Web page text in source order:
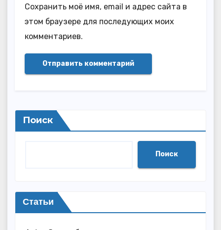
Сохранить моё имя, email и адрес сайта в
этом браузере для последующих моих
комментариев.
Поиск
Поиск
Статьи